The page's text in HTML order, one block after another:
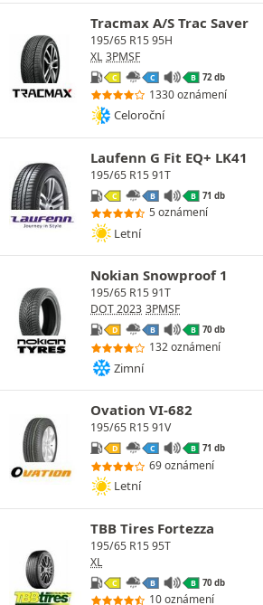
Tracmax A/S Trac Saver
195/65 R15 95H
XL 3PMSF
C C B 72 db
1330 oznámení
Celoroční
Laufenn G Fit EQ+ LK41
195/65 R15 91T
C B B 71 db
5 oznámení
Letní
Nokian Snowproof 1
195/65 R15 91T
DOT 2023 3PMSF
D B B 70 db
132 oznámení
Zimní
Ovation VI-682
195/65 R15 91V
D C B 71 db
69 oznámení
Letní
TBB Tires Fortezza
195/65 R15 95T
XL
C B B 70 db
10 oznámení